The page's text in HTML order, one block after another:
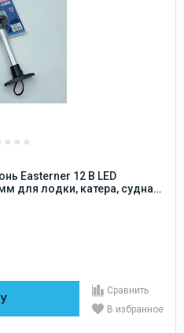
Easterner 12 В LED
для лодки, катера, судна
Сравнить
В избранное